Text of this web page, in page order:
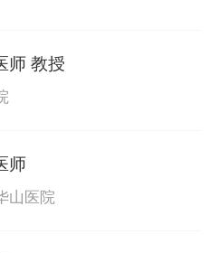
师 教授
师
山医院